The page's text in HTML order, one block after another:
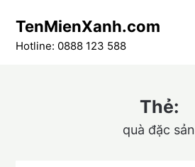
content
TenMienXanh.com
Hotline: 0888 123 588
Thẻ:
quà đặc sản